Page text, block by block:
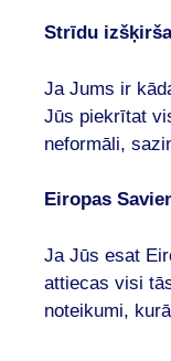
Strīdu
Ja Jums ir
Jūs piekrītat
neformāli,
Eiropas
Ja Jūs esat
attiecas visi
noteikumi,